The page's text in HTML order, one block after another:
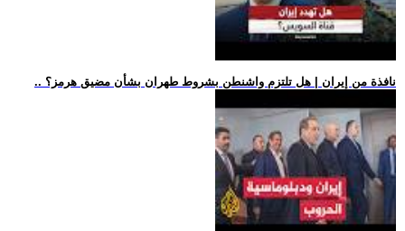
.. نافذة من إيران | هل تلتزم واشنطن بشروط طهران بشأن مضيق هرمز؟